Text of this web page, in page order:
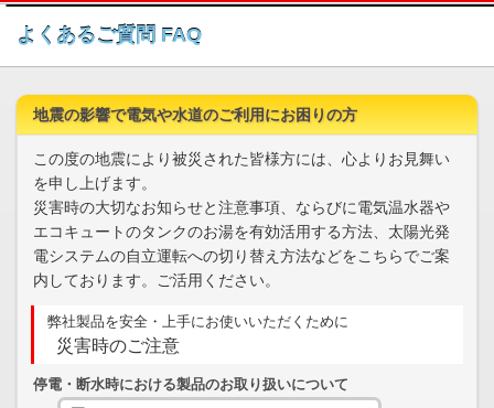
このページの本文へ
よくあるご質問 FAQ
地震の影響で電気や水道のご利用にお困りの方
この度の地震により被災された皆様方には、心よりお見舞い
を申し上げます。
災害時の大切なお知らせと注意事項、ならびに電気温水器や
エコキュートのタンクのお湯を有効活用する方法、太陽光発
電システムの自立運転への切り替え方法などをこちらでご案
内しております。ご活用ください。
弊社製品を安全・上手にお使いいただくために
災害時のご注意
停電・断水時における製品のお取り扱いについて